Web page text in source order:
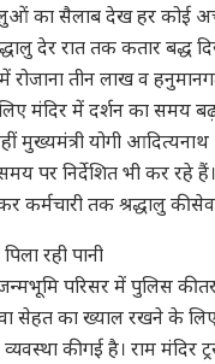
का सैलाब देख हर कोई
देर रात तक कतार
रोजाना तीन लाख व
मंदिर में दर्शन का समय
मुख्यमंत्री योगी
पर निर्देशित भी कर रहे
कर्मचारी तक श्रद्धालु की
रही पानी
परिसर में पुलिस की
सेहत का ख्याल रखने के
की गई है। राम मंदिर